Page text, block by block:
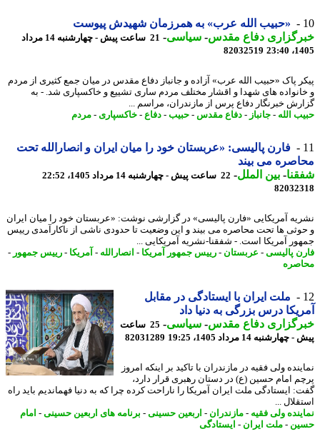
«حبیب الله عرب» به همرزمان شهیدش پیوست
دفاع مقدس-سیاسی-
21 ساعت پیش - چهارشنبه 14 مرداد
82032519
پاک «حبیب الله عرب» آزاده و جانباز دفاع مقدس در میان جمع کثیری از مردم
های شهدا و اقشار مختلف مردم ساری تشییع و خاکسپاری شد. - به
خبرنگار دفاع پرس از مازندران، مراسم ...
الله-جانباز-دفاع مقدس-حبیب-دفاع -خاکسپاری- مردم
فارن پالیسی: «عربستان خود را میان ایران و انصارالله تحت
می بیند
-بین الملل-22 ساعت پیش - چهارشنبه 14 مرداد 1405، 22:52
آمریکایی «فارن پالیسی» در گزارشی نوشت: «عربستان خود را میان ایران
ها تحت محاصره می بیند و این وضعیت تا حدودی ناشی از ناکارآمدی رییس
آمریکا است. - شفقنا-نشریه آمریکایی ...
پالیسی-عربستان-رییس جمهور آمریکا- انصارالله-آمریکا- رییس جمهور-
ملت ایران با ایستادگی در مقابل
درس بزرگی به دنیا داد
دفاع مقدس-سیاسی-
25 ساعت
14 مرداد 1405، 19:25
82031289
ولی فقیه در مازندران با تاکید بر اینکه امروز
امام حسین (ع) در دستان رهبری قرار دارد،
ایستادگی ملت ایران آمریکا را ناراحت کرده چرا که به دنیا فهماندیم باید راه
...
ولی فقیه -مازندران- اربعین حسینی-برنامه های اربعین حسینی-امام
-ملت ایران - ایستادگی